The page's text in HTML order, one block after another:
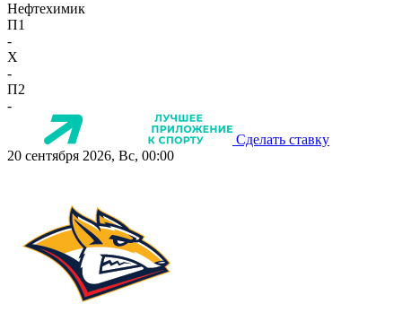
Нефтехимик
П1
-
X
-
П2
-
Сделать ставку
20 сентября 2026, Вс, 00:00